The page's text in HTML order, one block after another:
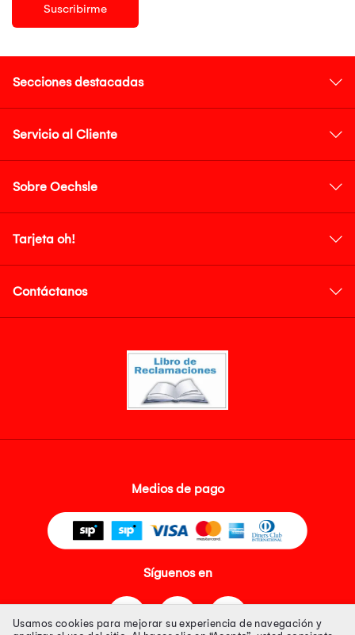
Suscribirme
Secciones destacadas
Servicio al Cliente
Sobre Oechsle
Tarjeta oh!
Contáctanos
Medios de pago
Síguenos en
Usamos cookies para mejorar su experiencia de navegación y